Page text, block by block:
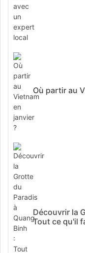
Où partir au
Découvrir la
Tout ce qu'il